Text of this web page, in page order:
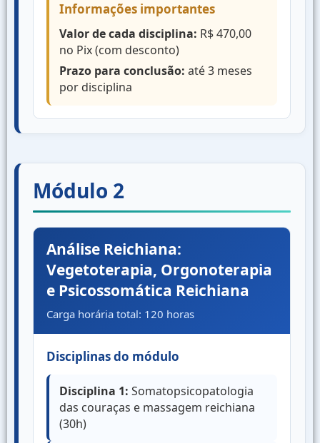
Informações importantes
Valor de cada disciplina: R$ 470,00
no Pix (com desconto)
Prazo para conclusão: até 3 meses
por disciplina
Módulo 2
Análise Reichiana:
Vegetoterapia, Orgonoterapia
e Psicossomática Reichiana
Carga horária total: 120 horas
Disciplinas do módulo
Disciplina 1: Somatopsicopatologia
das couraças e massagem reichiana
(30h)